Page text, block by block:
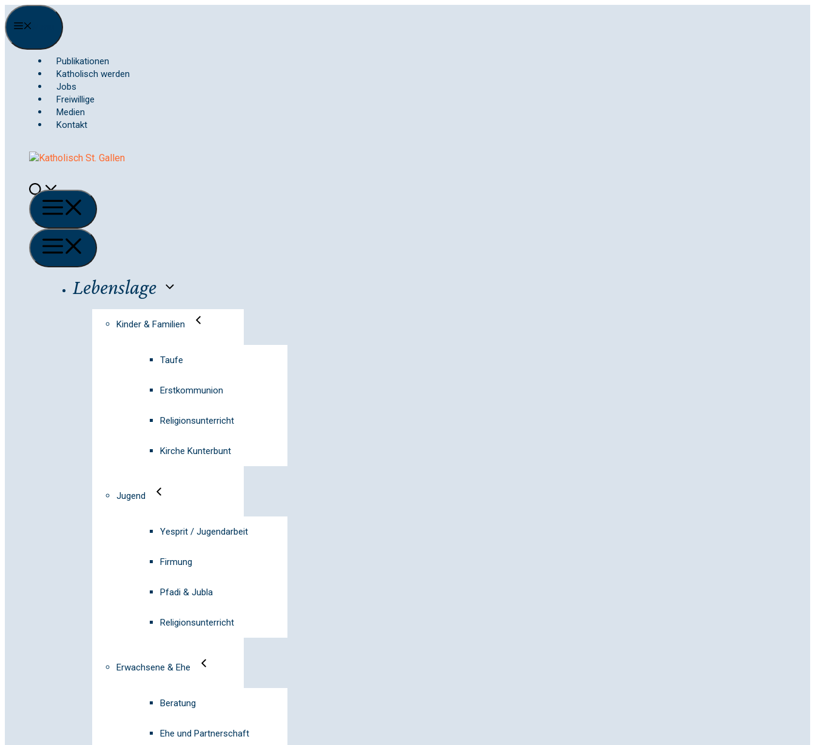
Springe
zum
Inhalt
Publikationen
Katholisch werden
Jobs
Freiwillige
Medien
Kontakt
Menü
Menü
Lebenslage
Kinder & Familien
Taufe
Erstkommunion
Religionsunterricht
Kirche Kunterbunt
Jugend
Yesprit / Jugendarbeit
Firmung
Pfadi & Jubla
Religionsunterricht
Erwachsene & Ehe
Beratung
Ehe und Partnerschaft